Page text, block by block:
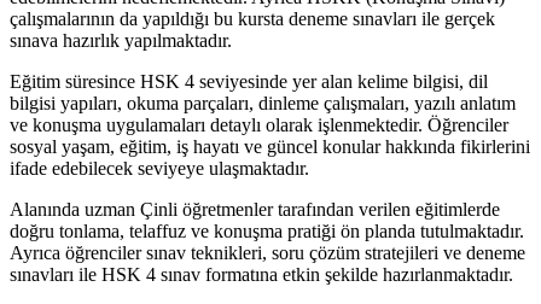
çalışmalarının da yapıldığı bu kursta deneme sınavları ile gerçek
sınava hazırlık yapılmaktadır.
Eğitim süresince HSK 4 seviyesinde yer alan kelime bilgisi, dil
bilgisi yapıları, okuma parçaları, dinleme çalışmaları, yazılı anlatım
ve konuşma uygulamaları detaylı olarak işlenmektedir. Öğrenciler
sosyal yaşam, eğitim, iş hayatı ve güncel konular hakkında fikirlerini
ifade edebilecek seviyeye ulaşmaktadır.
Alanında uzman Çinli öğretmenler tarafından verilen eğitimlerde
doğru tonlama, telaffuz ve konuşma pratiği ön planda tutulmaktadır.
Ayrıca öğrenciler sınav teknikleri, soru çözüm stratejileri ve deneme
sınavları ile HSK 4 sınav formatına etkin şekilde hazırlanmaktadır.